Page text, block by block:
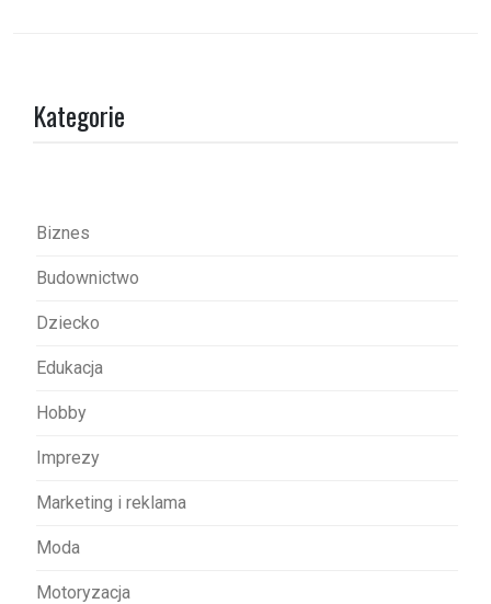
Kategorie
Biznes
Budownictwo
Dziecko
Edukacja
Hobby
Imprezy
Marketing i reklama
Moda
Motoryzacja